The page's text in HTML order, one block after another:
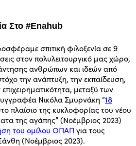
Στο #enahub
σπιτική φιλοξενία σε 9
στον πολυλειτουργικό μας χώρο,
ανθρώπων και ιδεών από
την ανάπτυξη, την εκπαίδευση,
μεταξύ των
Νικόλα Σμυρνάκη “18
πλαίσιο της κυκλοφορίας του νέου
της αγάπης” (Νοέμβριος 2023)
του ομίλου ΟΠΑΠ για τους
(Νοέμβριος 2023).